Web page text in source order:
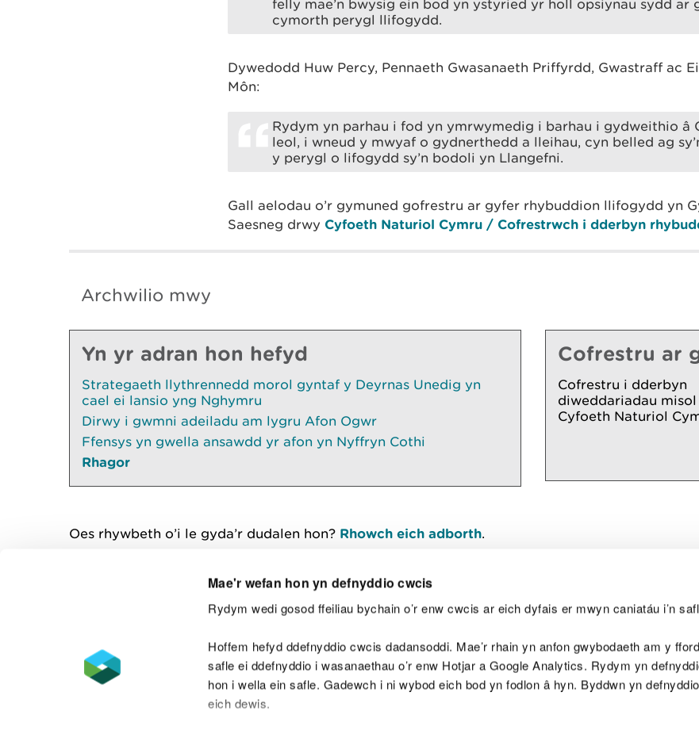
Mae'r wefan hon yn defnyddio cwcis
Rydym wedi gosod ffeiliau bychain o’r enw cwcis ar eich dyfais er mwyn caniatáu i’n
Hoffem hefyd ddefnyddio cwcis dadansoddi. Mae’r rhain yn anfon gwybodaeth am y
safle ei ddefnyddio i wasanaethau o’r enw Hotjar a Google Analytics. Rydym yn
hon i wella ein safle. Gadewch i ni wybod eich bod yn fodlon â hyn. Byddwn yn
eich dewis.
felly mae’n bwysig ein bod yn ystyried yr holl opsiynau sydd ar
cymorth perygl llifogydd.
Dywedodd Huw Percy, Pennaeth Gwasanaeth Priffyrdd, Gwastraff ac
Môn:
Rydym yn parhau i fod yn ymrwymedig i barhau i gydweithio â
leol, i wneud y mwyaf o gydnerthedd a lleihau, cyn belled ag
y perygl o lifogydd sy’n bodoli yn Llangefni.
Gall aelodau o’r gymuned gofrestru ar gyfer rhybuddion llifogydd yn
Saesneg drwy Cyfoeth Naturiol Cymru / Cofrestrwch i dderbyn
Archwilio mwy
Yn yr adran hon hefyd
Strategaeth llythrennedd morol gyntaf y Deyrnas Unedig yn
cael ei lansio yng Nghymru
Dirwy i gwmni adeiladu am lygru Afon Ogwr
Ffensys yn gwella ansawdd yr afon yn Nyffryn Cothi
Rhagor
Cofrestru ar
Cofrestru i dderbyn
diweddariadau misol
Cyfoeth Naturiol
Oes rhywbeth o’i le gyda’r dudalen hon? Rhowch eich adborth.
Datganiad hygyrchedd Safonau'r Gymraeg